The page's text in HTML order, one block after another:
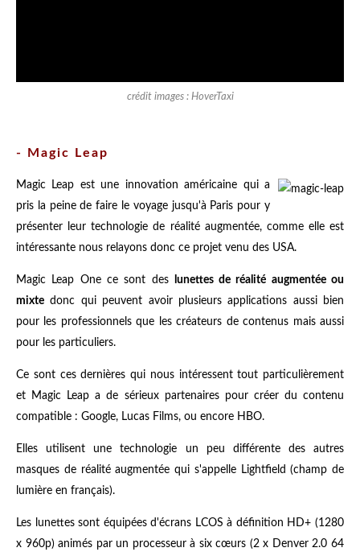
crédit images : HoverTaxi
- Magic Leap
Magic Leap est une innovation américaine qui a
pris la peine de faire le voyage jusqu'à Paris pour y
présenter leur technologie de réalité augmentée, comme elle est
intéressante nous relayons donc ce projet venu des USA.
Magic Leap One ce sont des
lunettes de réalité augmentée ou
mixte donc qui peuvent avoir plusieurs applications aussi bien
pour les professionnels que les créateurs de contenus mais aussi
pour les particuliers.
Ce sont ces dernières qui nous intéressent tout particulièrement
et Magic Leap a de sérieux partenaires pour créer du contenu
compatible : Google, Lucas Films, ou encore HBO.
Elles utilisent une technologie un peu différente des autres
masques de réalité augmentée qui s'appelle Lightfield (champ de
lumière en français).
Les lunettes sont équipées d'écrans LCOS à définition HD+ (1280
x 960p) animés par un processeur à six cœurs (2 x Denver 2.0 64